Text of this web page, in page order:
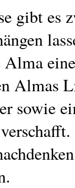
gibt es
Almas
sowie